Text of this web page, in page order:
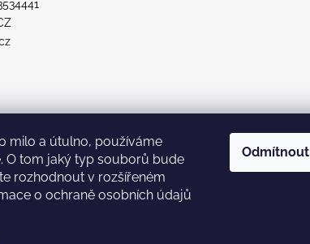
milo a útulno, používáme
O tom jaký typ souborů bude
rozhodnout v rozšířeném
o ochraně osobních údajů
Odmítnout